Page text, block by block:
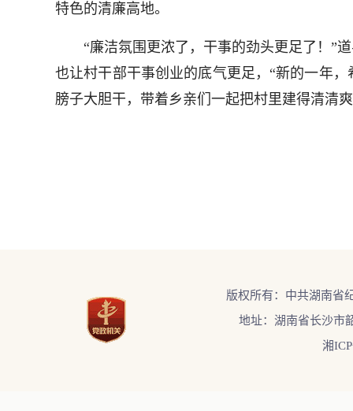
特色的清廉高地。
“廉洁氛围更浓了，干事的劲头更足了！”道
也让村干部干事创业的底气更足，“新的一年
膀子大胆干，带着乡亲们一起把村里建得清清
版权所有：中共湖南省
地址：湖南省长沙市
湘